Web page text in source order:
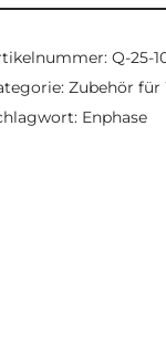
Q-25-
Zubehör für
Enphase